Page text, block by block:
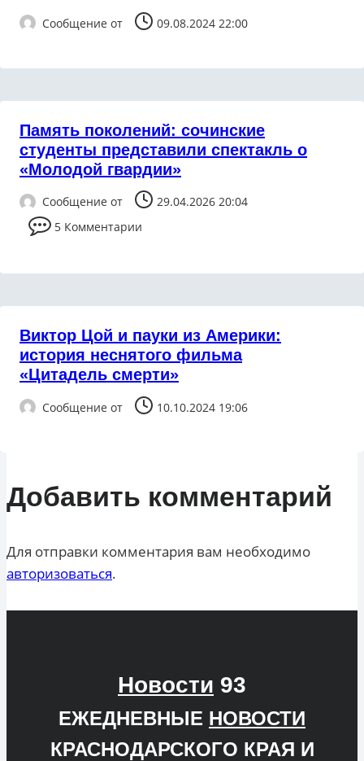
Сообщение от 09.08.2024 22:00
Память поколений: сочинские
студенты представили спектакль о
«Молодой гвардии»
Сообщение от
29.04.2026 20:04
5 Комментарии
Виктор Цой и пауки из Америки:
история неснятого фильма
«Цитадель смерти»
Сообщение от 10.10.2024 19:06
Добавить комментарий
Для отправки комментария вам необходимо
авторизоваться.
Новости 93
ЕЖЕДНЕВНЫЕ НОВОСТИ
КРАСНОДАРСКОГО КРАЯ И